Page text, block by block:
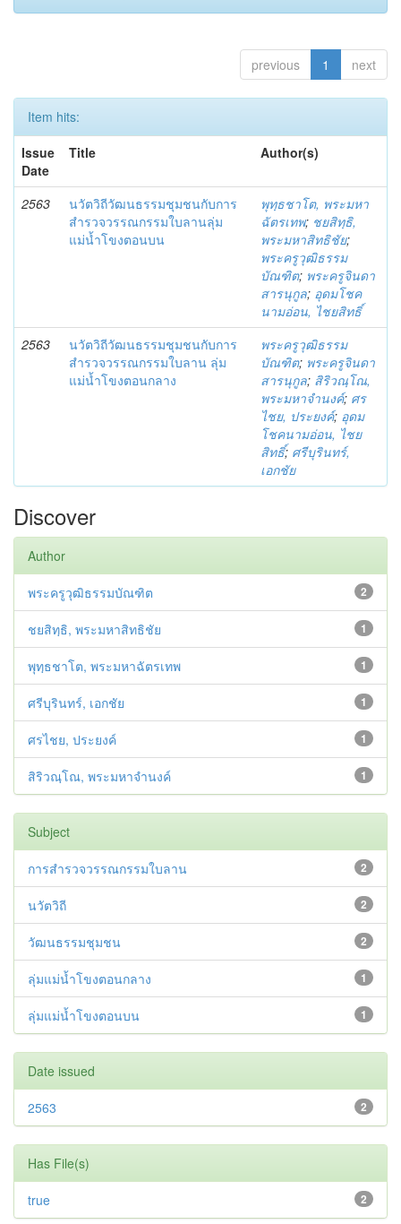
previous 1 next
Item hits:
Issue
Date
Title Author(s)
2563
นวัตวิถีวัฒนธรรมชุมชนกับการ
สำรวจวรรณกรรมใบลานลุ่ม
แม่น้ำโขงตอนบน
พุทฺธชาโต, พระมหา
ฉัตรเทพ; ชยสิทฺธิ,
พระมหาสิทธิชัย;
พระครูวุฒิธรรม
บัณฑิต; พระครูจินดา
สารนุกูล; อุดมโชค
นามอ่อน, ไชยสิทธิ์
2563
นวัตวิถีวัฒนธรรมชุมชนกับการ
สำรวจวรรณกรรมใบลาน ลุ่ม
แม่น้ำโขงตอนกลาง
พระครูวุฒิธรรม
บัณฑิต; พระครูจินดา
สารนุกูล; สิริวณฺโณ,
พระมหาจำนงค์; ศร
ไชย, ประยงค์; อุดม
โชคนามอ่อน, ไชย
สิทธิ์; ศรีบุรินทร์,
เอกชัย
Discover
Author
2
พระครูวุฒิธรรมบัณฑิต
1
ชยสิทฺธิ, พระมหาสิทธิชัย
1
พุทฺธชาโต, พระมหาฉัตรเทพ
1
ศรีบุรินทร์, เอกชัย
1
ศรไชย, ประยงค์
1
สิริวณฺโณ, พระมหาจำนงค์
Subject
2
การสำรวจวรรณกรรมใบลาน
2
นวัตวิถี
2
วัฒนธรรมชุมชน
1
ลุ่มแม่น้ำโขงตอนกลาง
1
ลุ่มแม่น้ำโขงตอนบน
Date issued
2
2563
Has File(s)
2
true